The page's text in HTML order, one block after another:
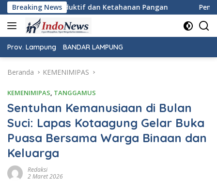
Langsung
ke
konten
Breaking News
Ketahanan Pangan Pemeriksaan Kesehatan
Prov. Lampung BANDAR LAMPUNG
Beranda KEMENIMIPAS
KEMENIMIPAS, TANGGAMUS
Sentuhan Kemanusiaan di Bulan
Suci: Lapas Kotaagung Gelar Buka
Puasa Bersama Warga Binaan dan
Keluarga
Redaksi
2 Maret 2026